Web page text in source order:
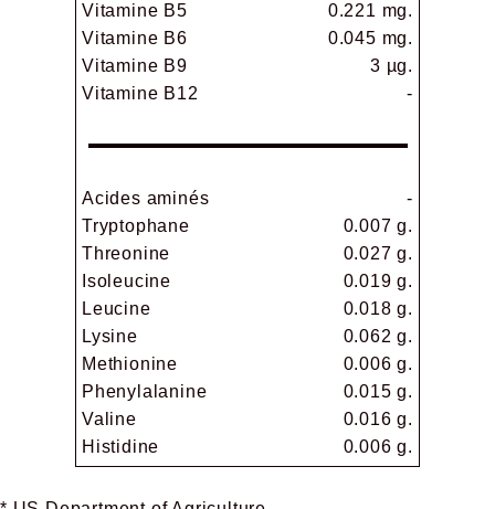
Vitamine B5
0.221 mg.
Vitamine B6
0.045 mg.
Vitamine B9
3 µg.
Vitamine B12
-
Acides aminés
-
Tryptophane
0.007 g.
Threonine
0.027 g.
Isoleucine
0.019 g.
Leucine
0.018 g.
Lysine
0.062 g.
Methionine
0.006 g.
Phenylalanine
0.015 g.
Valine
0.016 g.
Histidine
0.006 g.